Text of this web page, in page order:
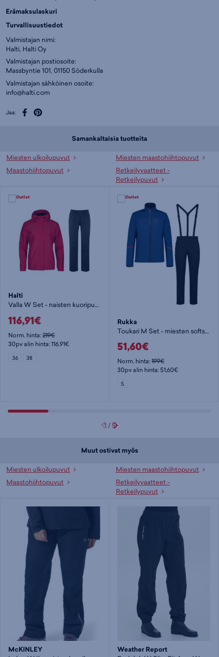
Erämaksulaskuri
Turvallisuustiedot
Valmistajan nimi:
Halti, Halti Oy
Valmistajan postiosoite:
Massbyntie 101, 01150 Söderkulla
Valmistajan sähköinen osoite:
info@halti.com
Jaa:
Samankaltaisia tuotteita
Miesten ulkoilupuvut
Miesten maastohiihtopuvut
Maastohiihtopuvut
Retkeilyvaatteet -
Retkeilypuvut
Halti
Valla W Set - naisten kuoripuku
116,91€
Norm. hinta:219€
30pv alin hinta: 116,91€
36 38
Rukka
Toukari M Set - miesten softshell-puku
51,60€
Norm. hinta:199€
30pv alin hinta: 51,60€
S
1 /5
Muut ostivat myös
Miesten ulkoilupuvut
Miesten maastohiihtopuvut
Maastohiihtopuvut
Retkeilyvaatteet -
Retkeilypuvut
McKINLEY Weather Report